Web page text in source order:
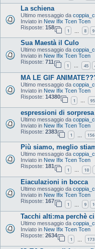
La schiena
Ultimo messaggio da
Inviato in New Ifix Tcen Tcen
Risposte: 158
1 8 9
Sua Maestà il Culo
Ultimo messaggio da
Inviato in New Ifix Tcen Tcen
Risposte: 711
1 … 45
MA LE GIF
Ultimo messaggio da
Inviato in New Ifix Tcen Tcen
Risposte: 14380
1 …
espressioni di
Ultimo messaggio da
Inviato in New Ifix Tcen Tcen
Risposte: 2383
1 156
Più siamo, meglio
Ultimo messaggio da
Inviato in New Ifix Tcen Tcen
Risposte: 181
1 … 10
Eiaculazioni in bocca
Ultimo messaggio da
Inviato in New Ifix Tcen Tcen
Risposte: 167
1 9
Tacchi alti:ma perchè
Ultimo messaggio da
Inviato in New Ifix Tcen Tcen
Risposte: 2634
1 173